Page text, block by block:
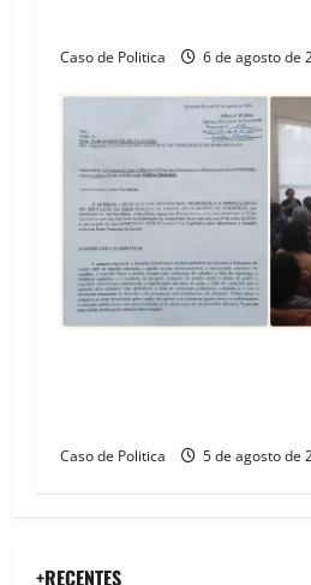
Caso de Politica 6 de agosto de
Caso de Politica 5 de agosto de
+RECENTES